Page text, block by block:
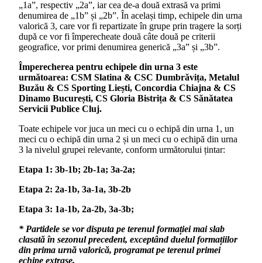
„1a”, respectiv „2a”, iar cea de-a două extrasă va primi
denumirea de „1b” și „2b”. În același timp, echipele din urna
valorică 3, care vor fi repartizate în grupe prin tragere la sorți
după ce vor fi împerecheate două câte două pe criterii
geografice, vor primi denumirea generică „3a” și „3b”.
Împerecherea pentru echipele din urna 3 este
următoarea: CSM Slatina & CSC Dumbrăvița, Metalul
Buzău & CS Sporting Liești, Concordia Chiajna & CS
Dinamo București, CS Gloria Bistrița & CS Sănătatea
Servicii Publice Cluj.
Toate echipele vor juca un meci cu o echipă din urna 1, un
meci cu o echipă din urna 2 și un meci cu o echipă din urna
3 la nivelul grupei relevante, conform următorului țintar:
Etapa 1: 3b-1b; 2b-1a; 3a-2a;
Etapa 2: 2a-1b, 3a-1a, 3b-2b
Etapa 3: 1a-1b, 2a-2b, 3a-3b;
* Partidele se vor disputa pe terenul formației mai slab
clasată în sezonul precedent, exceptând duelul formațiilor
din prima urnă valorică, programat pe terenul primei
echipe extrase.